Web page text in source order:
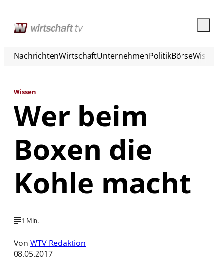
NachrichtenWirtschaftUnternehmenPolitikBörse
Wissen
Wer beim
Boxen die
Kohle macht
1 Min.
Von WTV Redaktion
08.05.2017